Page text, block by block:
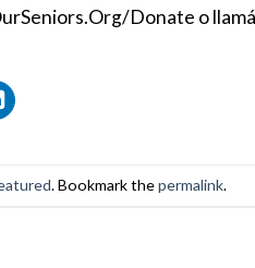
Donate o
. Bookmark thepermalink.